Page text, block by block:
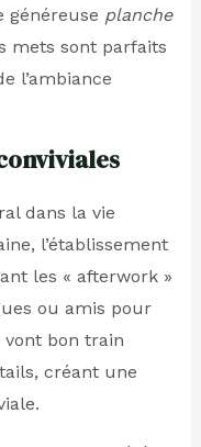
généreuse planche
mets sont parfaits
l’ambiance
dans la vie
l’établissement
les « afterwork »
ou amis pour
vont bon train
créant une